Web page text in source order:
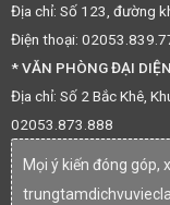
Địa chỉ: Số 123, đường
Điện thoại:
* VĂN PHÒNG ĐẠI
Địa chỉ: Số 2 Bắc Khê,
02053.873.888
Mọi ý kiến đóng góp,